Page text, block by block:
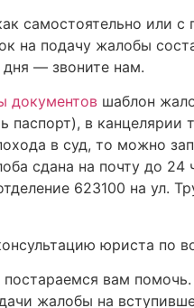
самостоятельно или
на подачу жалобы
дня — звоните нам.
документов шаблон
в канцелярии
в суд, то можно
сдана на почту до
623100 на ул.
юриста по
вам
жалобы на